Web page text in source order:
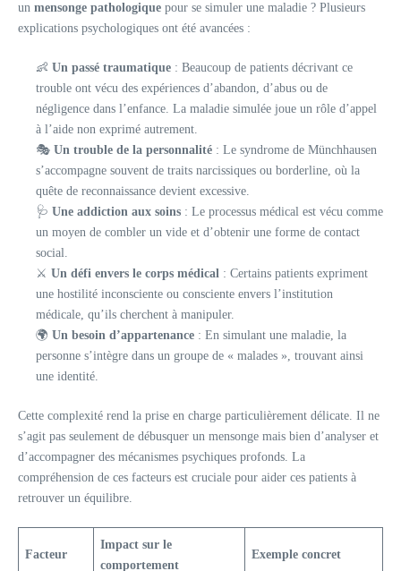
un mensonge pathologique pour se simuler une maladie ? Plusieurs
explications psychologiques ont été avancées :
👶 Un passé traumatique : Beaucoup de patients décrivant ce
trouble ont vécu des expériences d’abandon, d’abus ou de
négligence dans l’enfance. La maladie simulée joue un rôle d’appel
à l’aide non exprimé autrement.
🎭 Un trouble de la personnalité : Le syndrome de Münchhausen
s’accompagne souvent de traits narcissiques ou borderline, où la
quête de reconnaissance devient excessive.
🩺 Une addiction aux soins : Le processus médical est vécu comme
un moyen de combler un vide et d’obtenir une forme de contact
social.
⚔️ Un défi envers le corps médical : Certains patients expriment
une hostilité inconsciente ou consciente envers l’institution
médicale, qu’ils cherchent à manipuler.
🌍 Un besoin d’appartenance : En simulant une maladie, la
personne s’intègre dans un groupe de « malades », trouvant ainsi
une identité.
Cette complexité rend la prise en charge particulièrement délicate. Il ne
s’agit pas seulement de débusquer un mensonge mais bien d’analyser et
d’accompagner des mécanismes psychiques profonds. La
compréhension de ces facteurs est cruciale pour aider ces patients à
retrouver un équilibre.
Facteur
Impact sur le
comportement
Exemple concret